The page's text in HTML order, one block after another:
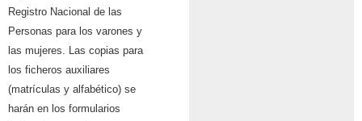
Registro Nacional de las
Personas para los varones y
las mujeres. Las copias para
los ficheros auxiliares
(matrículas y alfabético) se
harán en los formularios